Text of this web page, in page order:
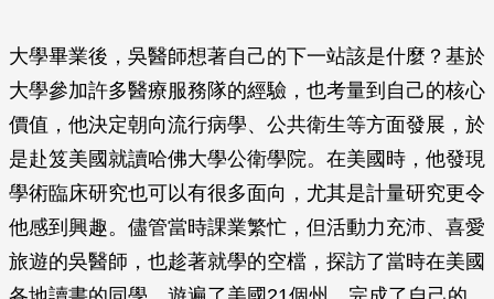
大學畢業後，吳醫師想著自己的下一站該是什麼？基於
大學參加許多醫療服務隊的經驗，也考量到自己的核心
價值，他決定朝向流行病學、公共衛生等方面發展，於
是赴笈美國就讀哈佛大學公衛學院。在美國時，他發現
學術臨床研究也可以有很多面向，尤其是計量研究更令
他感到興趣。儘管當時課業繁忙，但活動力充沛、喜愛
旅遊的吳醫師，也趁著就學的空檔，探訪了當時在美國